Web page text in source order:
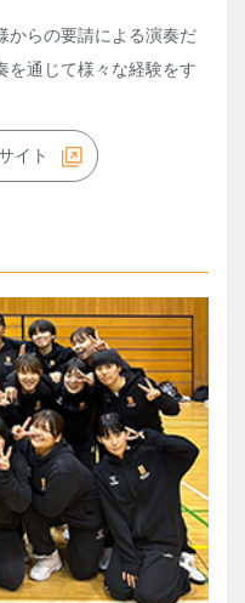
からの要請による演奏だ
を通じて様々な経験をす
イト